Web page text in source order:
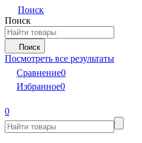
Поиск
Поиск
Поиск
Посмотреть все результаты
Сравнение0
Избранное0
0